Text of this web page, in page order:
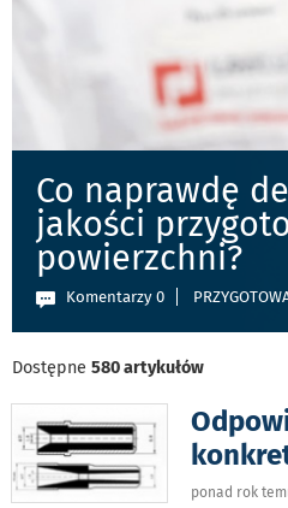
Co naprawdę
jakości
powierzchni?
Komentarzy 0
Dostępne 580 artykułów
ponad rok